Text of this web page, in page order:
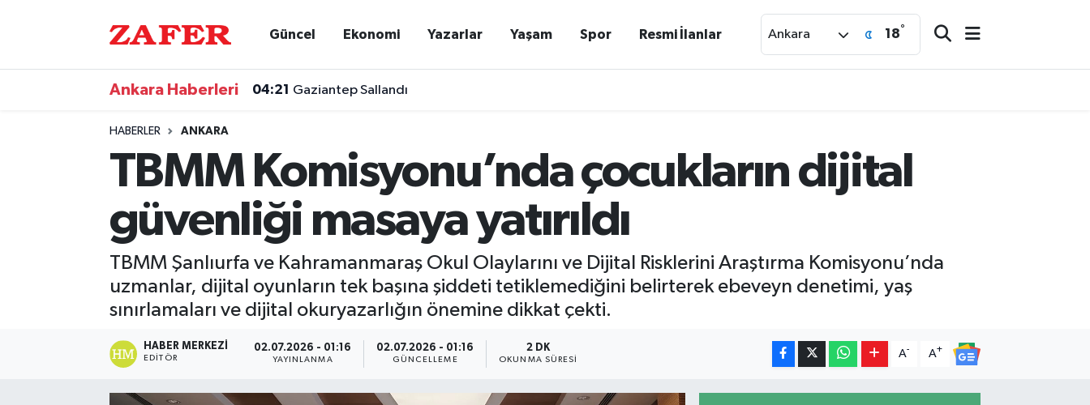
Güncel Ekonomi Yazarlar Yaşam Spor Resmi İlanlar Ankara 18°
Ankara Haberleri 04:21 Gaziantep Sallandı
HABERLER ANKARA
TBMM Komisyonu’nda çocukların dijital
güvenliği masaya yatırıldı
TBMM Şanlıurfa ve Kahramanmaraş Okul Olaylarını ve Dijital Risklerini Araştırma Komisyonu’nda
uzmanlar, dijital oyunların tek başına şiddeti tetiklemediğini belirterek ebeveyn denetimi, yaş
sınırlamaları ve dijital okuryazarlığın önemine dikkat çekti.
HABER MERKEZI
EDITÖR
02.07.2026 - 01:16
YAYINLANMA
02.07.2026 - 01:16
GÜNCELLEME
2 DK
OKUNMA SÜRESI
A- A+
Trafik Durumu
Süper Lig Puan Durumu ve Fikstür
Tüm Manşetler
Son Dakika Haberleri
Haber Arşivi